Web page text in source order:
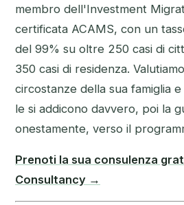
membro dell'Investment
certificata ACAMS, con un
del 99% su oltre 250 casi di
350 casi di residenza.
circostanze della sua famiglia
le si addicono davvero, poi la
onestamente, verso il
Prenoti la sua consulenza
Consultancy →